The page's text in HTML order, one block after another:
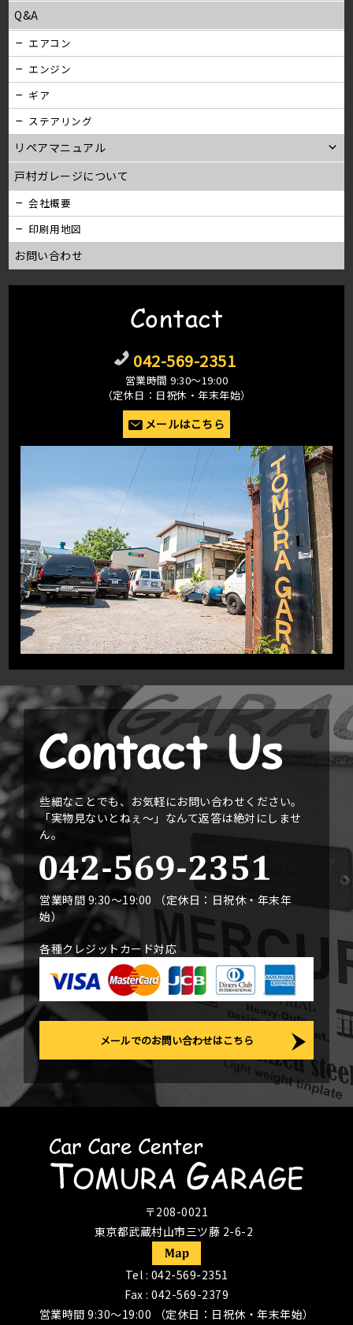
Q&A
エアコン
エンジン
ギア
ステアリング
リペアマニュアル
戸村ガレージについて
会社概要
印刷用地図
お問い合わせ
Contact
042-569-2351
営業時間 9:30〜19:00
（定休日：日祝休・年末年始）
メールはこちら
些細なことでも、お気軽にお問い合わせください。
「実物見ないとねぇ〜」なんて返答は絶対にしませ
ん。
営業時間 9:30〜19:00 （定休日：日祝休・年末年
始）
各種クレジットカード対応
メールでのお問い合わせはこちら
〒208-0021
東京都武蔵村山市三ツ藤 2-6-2
Tel : 042-569-2351
Fax : 042-569-2379
営業時間 9:30〜19:00 （定休日：日祝休・年末年始）